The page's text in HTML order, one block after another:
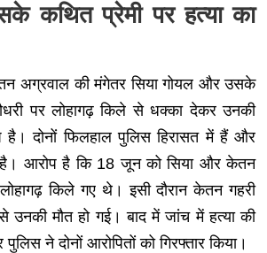
कथित प्रेमी पर हत्या का
अग्रवाल की मंगेतर सिया गोयल और उसके
पर लोहागढ़ किले से धक्का देकर उनकी
है। दोनों फिलहाल पुलिस हिरासत में हैं और
है। आरोप है कि 18 जून को सिया और केतन
किले गए थे। इसी दौरान केतन गहरी
उनकी मौत हो गई। बाद में जांच में हत्या की
ने दोनों आरोपितों को गिरफ्तार किया।